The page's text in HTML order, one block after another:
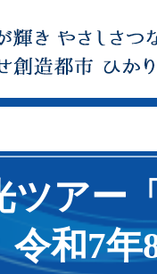
ツアー
令和7